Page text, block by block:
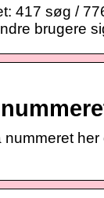
417 søg /
brugere
nummeret